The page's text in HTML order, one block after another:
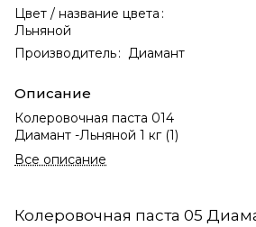
Цвет / название цвета :
Льняной
Производитель: Диамант
Описание
Колеровочная паста 014
Диамант -Льняной 1 кг (1)
Все описание
Колеровочная паста 05